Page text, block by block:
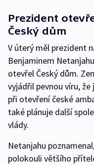
Prezident
Český dům
V úterý měl prezident
Benjaminem
otevřel Český dům.
vyjádřil pevnou víru,
při otevření české
také plánuje další
vlády.
Netanjahu
polokouli většího